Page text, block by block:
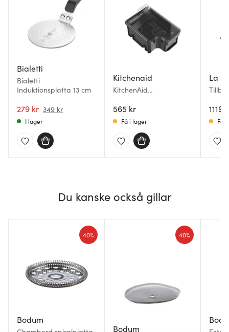
Bialetti
Bialetti
Induktionsplatta 13 cm
279 kr 349 kr
I lager
Kitchenaid
KitchenAid
helautomatisk
espressomaskin
565 kr
Få i lager
La
1119
Få
Du kanske också gillar
Bodum
40%
Bodum
40%